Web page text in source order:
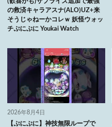
の救済キャラアスナ(ALO)UZ+来
そうじゃねーかコレｗ 妖怪ウォッ
チぷにぷに Youkai Watch
2026年8月4日
【ぷにぷに】神技無限ループで